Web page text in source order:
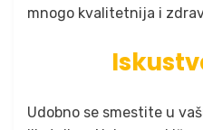
mnogo kvalitetnija i
Udobno se smestite u